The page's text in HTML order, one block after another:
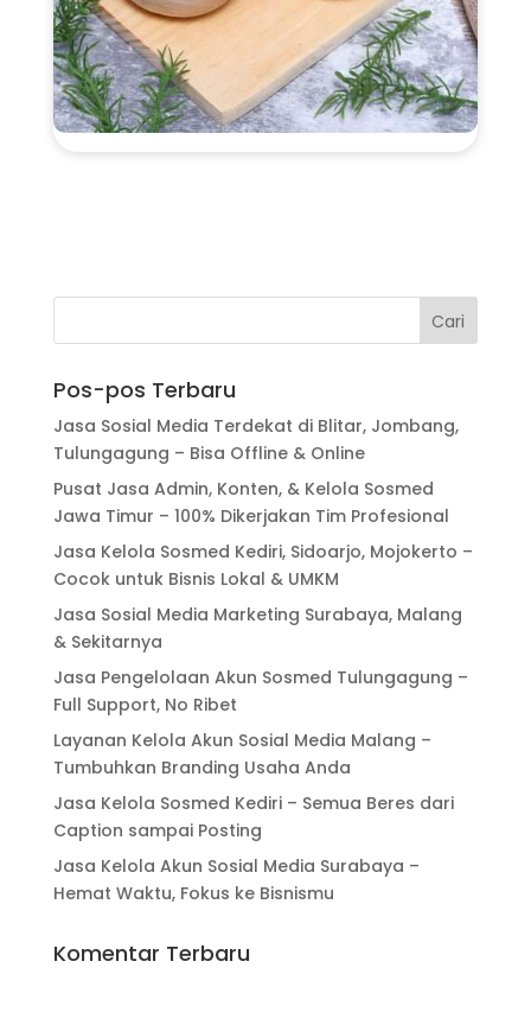
Pos-pos Terbaru
Jasa Sosial Media Terdekat di Blitar, Jombang,
Tulungagung – Bisa Offline & Online
Pusat Jasa Admin, Konten, & Kelola Sosmed
Jawa Timur – 100% Dikerjakan Tim Profesional
Jasa Kelola Sosmed Kediri, Sidoarjo, Mojokerto –
Cocok untuk Bisnis Lokal & UMKM
Jasa Sosial Media Marketing Surabaya, Malang
& Sekitarnya
Jasa Pengelolaan Akun Sosmed Tulungagung –
Full Support, No Ribet
Layanan Kelola Akun Sosial Media Malang –
Tumbuhkan Branding Usaha Anda
Jasa Kelola Sosmed Kediri – Semua Beres dari
Caption sampai Posting
Jasa Kelola Akun Sosial Media Surabaya –
Hemat Waktu, Fokus ke Bisnismu
Komentar Terbaru